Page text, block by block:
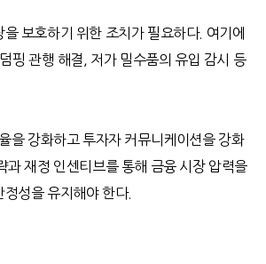
을 보호하기 위한 조치가 필요하다. 여기에
덤핑 관행 해결
저가 밀수품의 유입 감시 등
을 강화하고 투자자 커뮤니케이션을 강화
과 재정 인센티브를 통해 금융 시장 압력을
성을 유지해야 한다.